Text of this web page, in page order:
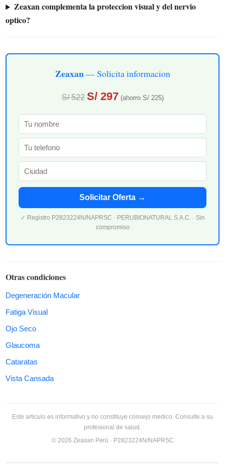
Zeaxan complementa la proteccion visual y del nervio
optico?
Zeaxan— Solicita informacion
S/ 522 S/ 297 (ahorro S/ 225)
Solicitar Oferta →
✓ Registro P2823224N/NAPRSC · PERUBIONATURAL S.A.C. · Sin
compromiso
Otras condiciones
Degeneración Macular
Fatiga Visual
Ojo Seco
Glaucoma
Cataratas
Vista Cansada
Este articulo es informativo y no constituye consejo medico. Consulte a su
profesional de salud.
© 2026 Zeaxan Perú · P2823224N/NAPRSC